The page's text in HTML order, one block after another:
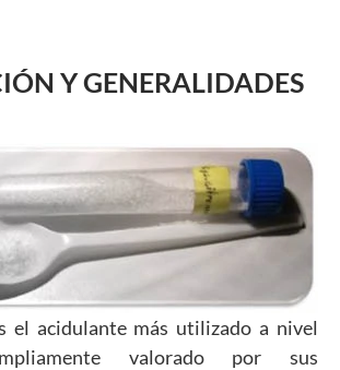
Y GENERALIDADES
el acidulante más utilizado a nivel
valorado por sus